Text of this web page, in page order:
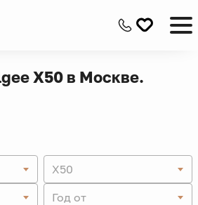
X50 в Москве.
X50
Год от